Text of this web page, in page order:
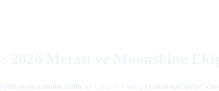
ve en karanlık harita
, oyunun son seviye